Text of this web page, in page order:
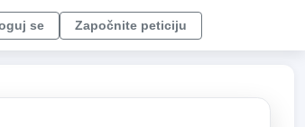
se Započnite peticiju